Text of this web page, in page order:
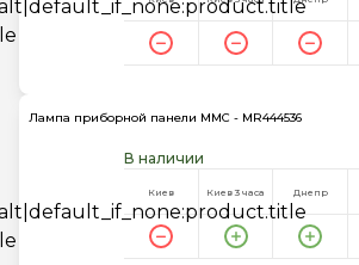
Лампа приборной панели MMC - MR444536
В наличии
Киев Киев 3 часа Днепр